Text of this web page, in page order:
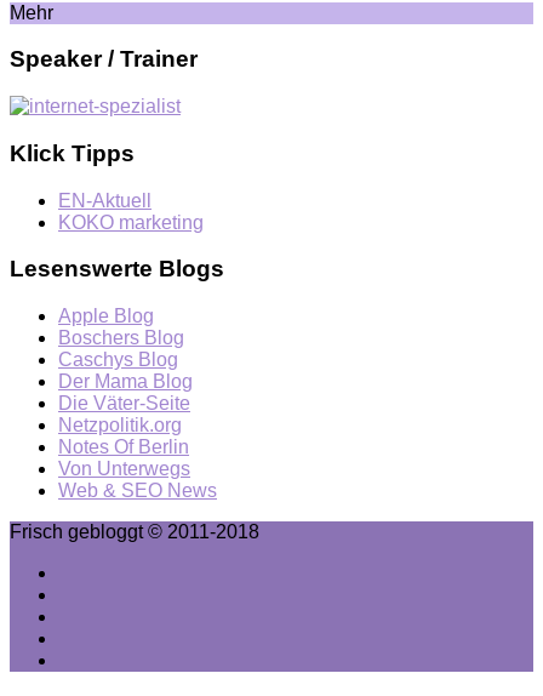
Mehr
Speaker / Trainer
Klick Tipps
EN-Aktuell
KOKO marketing
Lesenswerte Blogs
Apple Blog
Boschers Blog
Caschys Blog
Der Mama Blog
Die Väter-Seite
Netzpolitik.org
Notes Of Berlin
Von Unterwegs
Web & SEO News
Frisch gebloggt © 2011-2018